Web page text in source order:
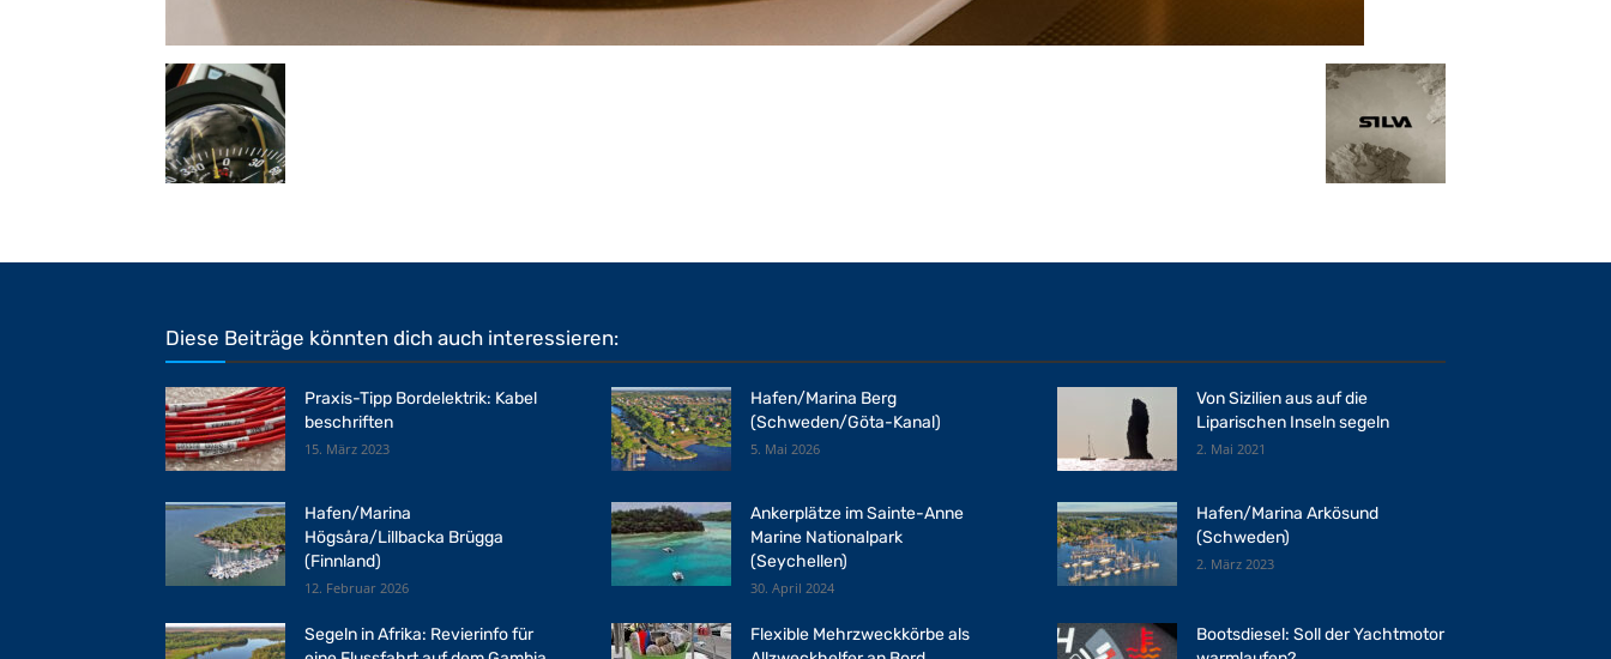
Diese Beiträge könnten dich auch interessieren:
Praxis-Tipp Bordelektrik: Kabel
beschriften
15. März 2023
Hafen/Marina Berg
(Schweden/Göta-Kanal)
5. Mai 2026
Von Sizilien aus auf die
Liparischen Inseln segeln
2. Mai 2021
Hafen/Marina
Högsåra/Lillbacka Brügga
(Finnland)
12. Februar 2026
Ankerplätze im Sainte-Anne
Marine Nationalpark
(Seychellen)
30. April 2024
Hafen/Marina Arkösund
(Schweden)
2. März 2023
Segeln in Afrika: Revierinfo für
Flexible Mehrzweckkörbe als
Bootsdiesel: Soll der Yachtmotor